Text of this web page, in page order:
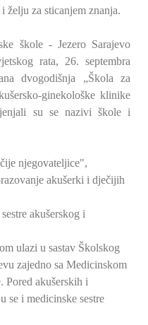
želju za sticanjem znanja.
škole - Jezero Sarajevo
rata, 26. septembra
dvogodišnja „Škola za
ginekološke klinike
su se nazivi škole i
njegovateljice",
akušerki i dječijih
akušerskog i
ulazi u sastav Školskog
zajedno sa Medicinskom
Pored akušerskih i
se i medicinske sestre